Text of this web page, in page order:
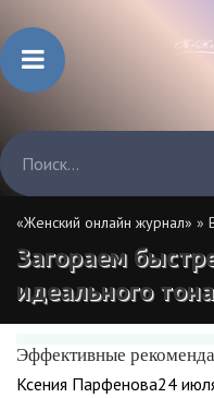
«Женский онлайн журнал» »
Загораем
идеального
Эффективные
Ксения Парфенова24